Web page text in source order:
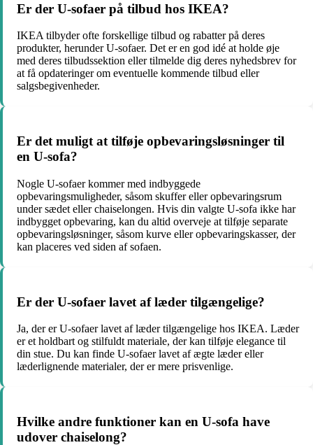
Er der U-sofaer på tilbud hos IKEA?
IKEA tilbyder ofte forskellige tilbud og rabatter på deres
produkter, herunder U-sofaer. Det er en god idé at holde øje
med deres tilbudssektion eller tilmelde dig deres nyhedsbrev for
at få opdateringer om eventuelle kommende tilbud eller
salgsbegivenheder.
Er det muligt at tilføje opbevaringsløsninger til
en U-sofa?
Nogle U-sofaer kommer med indbyggede
opbevaringsmuligheder, såsom skuffer eller opbevaringsrum
under sædet eller chaiselongen. Hvis din valgte U-sofa ikke har
indbygget opbevaring, kan du altid overveje at tilføje separate
opbevaringsløsninger, såsom kurve eller opbevaringskasser, der
kan placeres ved siden af sofaen.
Er der U-sofaer lavet af læder tilgængelige?
Ja, der er U-sofaer lavet af læder tilgængelige hos IKEA. Læder
er et holdbart og stilfuldt materiale, der kan tilføje elegance til
din stue. Du kan finde U-sofaer lavet af ægte læder eller
læderlignende materialer, der er mere prisvenlige.
Hvilke andre funktioner kan en U-sofa have
udover chaiselong?